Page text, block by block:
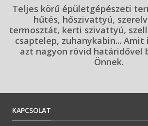
Teljes körű épületgépészeti
hűtés, hőszivattyú,
termosztát, kerti szivattyú,
csaptelep, zuhanykabin...
azt nagyon rövid határidővel
Önnek.
KAPCSOLAT